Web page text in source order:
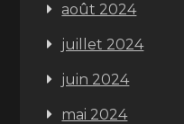
août 2024
juillet 2024
juin 2024
mai 2024